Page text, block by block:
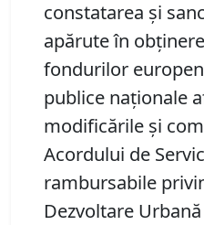
constatarea şi
apărute în
fondurilor
publice naţionale
modificările și
Acordului de
rambursabile
Dezvoltare